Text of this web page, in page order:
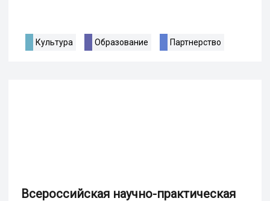
Культура Образование Партнерство
Всероссийская научно-практическая